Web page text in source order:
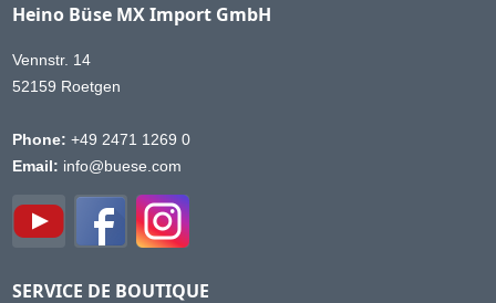
Heino Büse MX Import GmbH
Vennstr. 14
52159 Roetgen
Phone: +49 2471 1269 0
Email: info@buese.com
SERVICE DE BOUTIQUE